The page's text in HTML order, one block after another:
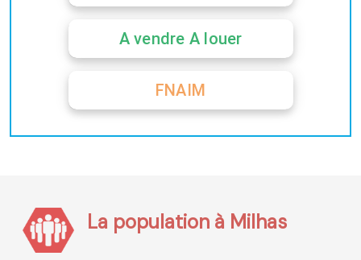
A vendre A louer
FNAIM
La population à Milhas